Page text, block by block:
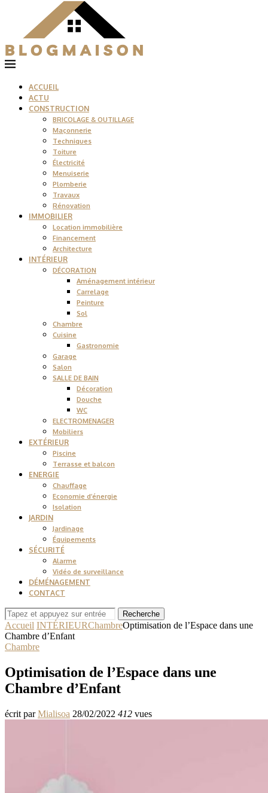
ACCUEIL
ACTU
CONSTRUCTION
BRICOLAGE & OUTILLAGE
Maçonnerie
Techniques
Toiture
Électricité
Menuiserie
Plomberie
Travaux
Rénovation
IMMOBILIER
Location immobilière
Financement
Architecture
INTÉRIEUR
DÉCORATION
Aménagement intérieur
Carrelage
Peinture
Sol
Chambre
Cuisine
Gastronomie
Garage
Salon
SALLE DE BAIN
Décoration
Douche
WC
ELECTROMENAGER
Mobiliers
EXTÉRIEUR
Piscine
Terrasse et balcon
ENERGIE
Chauffage
Economie d’énergie
Isolation
JARDIN
Jardinage
Équipements
SÉCURITÉ
Alarme
Vidéo de surveillance
DÉMÉNAGEMENT
CONTACT
Recherche
Accueil INTÉRIEURChambreOptimisation de l’Espace dans une
Chambre d’Enfant
Chambre
Optimisation de l’Espace dans une
Chambre d’Enfant
écrit parMialisoa 28/02/2022 412 vues